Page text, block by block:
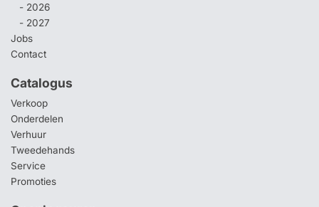
- 2026
- 2027
Jobs
Contact
Catalogus
Verkoop
Onderdelen
Verhuur
Tweedehands
Service
Promoties